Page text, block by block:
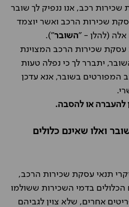
רכב, אנו ננפיק לך שובר
שכירות הרכב ואשר יוצמד
אלה (להלן - "השובר").
עסקת שכירות הרכב המצוינת
יתברר לך כי נפלה טעות
המפורטים בשובר, אנא עדכן
להעברה או להסבה.
ואלו שאינם כלולים
תנאי עסקת שכירות הרכב,
בדמי השכירות ששולמו
אחרים, שלא צוין לגביהם